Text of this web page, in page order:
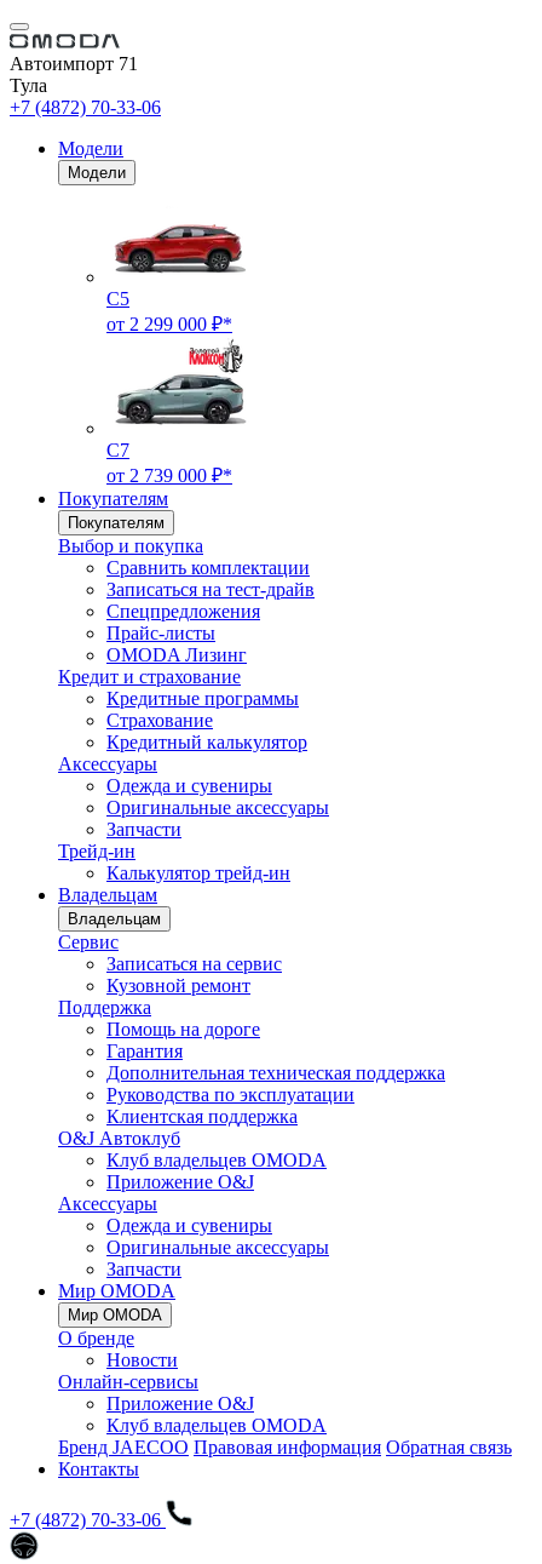
Автоимпорт 71
Тула
+7 (4872) 70-33-06
Модели
Модели
C5
от 2 299 000 ₽*
C7
от 2 739 000 ₽*
Покупателям
Покупателям
Выбор и покупка
Сравнить комплектации
Записаться на тест-драйв
Cпецпредложения
Прайс-листы
OMODA Лизинг
Кредит и страхование
Кредитные программы
Страхование
Кредитный калькулятор
Аксессуары
Одежда и сувениры
Оригинальные аксессуары
Запчасти
Трейд-ин
Калькулятор трейд-ин
Владельцам
Владельцам
Сервис
Записаться на сервис
Кузовной ремонт
Поддержка
Помощь на дороге
Гарантия
Дополнительная техническая поддержка
Руководства по эксплуатации
Клиентская поддержка
O&J Автоклуб
Клуб владельцев OMODA
Приложение O&J
Аксессуары
Одежда и сувениры
Оригинальные аксессуары
Запчасти
Мир OMODA
Мир OMODA
О бренде
Новости
Онлайн-сервисы
Приложение O&J
Клуб владельцев OMODA
Бренд JAECOO Правовая информация Обратная связь
Контакты
+7 (4872) 70-33-06